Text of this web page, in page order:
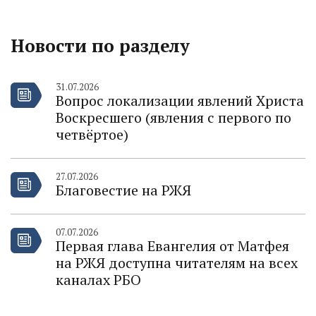
Новости по разделу
31.07.2026
Вопрос локализации явлений Христа
Воскресшего (явления с первого по
четвёртое)
27.07.2026
Благовестие на РЖЯ
07.07.2026
Первая глава Евангелия от Матфея
на РЖЯ доступна читателям на всех
каналах РБО